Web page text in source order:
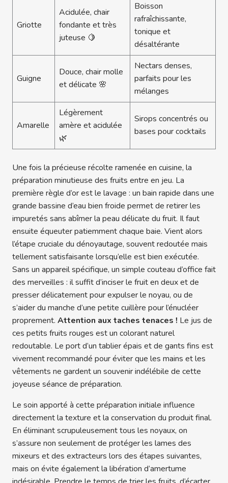
Griotte
Acidulée, chair
fondante et très
juteuse 🍋
Boisson
rafraîchissante,
tonique et
désaltérante
Guigne
Douce, chair molle
et délicate 🌸
Nectars denses,
parfaits pour les
mélanges
Amarelle
Légèrement
amère et acidulée
🌿
Sirops concentrés ou
bases pour cocktails
Une fois la précieuse récolte ramenée en cuisine, la
préparation minutieuse des fruits entre en jeu. La
première règle d’or est le lavage : un bain rapide dans une
grande bassine d’eau bien froide permet de retirer les
impuretés sans abîmer la peau délicate du fruit. Il faut
ensuite équeuter patiemment chaque baie. Vient alors
l’étape cruciale du dénoyautage, souvent redoutée mais
tellement satisfaisante lorsqu’elle est bien exécutée.
Sans un appareil spécifique, un simple couteau d’office fait
des merveilles : il suffit d’inciser le fruit en deux et de
presser délicatement pour expulser le noyau, ou de
s’aider du manche d’une petite cuillère pour l’énucléer
proprement. Attention aux taches tenaces ! Le jus de
ces petits fruits rouges est un colorant naturel
redoutable. Le port d’un tablier épais et de gants fins est
vivement recommandé pour éviter que les mains et les
vêtements ne gardent un souvenir indélébile de cette
joyeuse séance de préparation.
Le soin apporté à cette préparation initiale influence
directement la texture et la conservation du produit final.
En éliminant scrupuleusement tous les noyaux, on
s’assure non seulement de protéger les lames des
mixeurs et des extracteurs lors des étapes suivantes,
mais on évite également la libération d’amertume